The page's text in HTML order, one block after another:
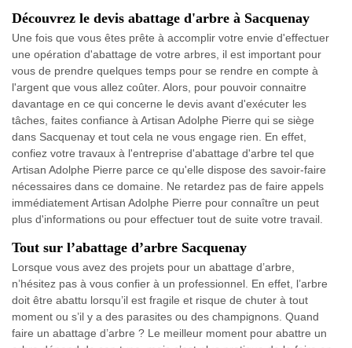
Découvrez le devis abattage d'arbre à Sacquenay
Une fois que vous êtes prête à accomplir votre envie d'effectuer
une opération d'abattage de votre arbres, il est important pour
vous de prendre quelques temps pour se rendre en compte à
l'argent que vous allez coûter. Alors, pour pouvoir connaitre
davantage en ce qui concerne le devis avant d'exécuter les
tâches, faites confiance à Artisan Adolphe Pierre qui se siège
dans Sacquenay et tout cela ne vous engage rien. En effet,
confiez votre travaux à l'entreprise d'abattage d'arbre tel que
Artisan Adolphe Pierre parce ce qu'elle dispose des savoir-faire
nécessaires dans ce domaine. Ne retardez pas de faire appels
immédiatement Artisan Adolphe Pierre pour connaître un peut
plus d'informations ou pour effectuer tout de suite votre travail.
Tout sur l’abattage d’arbre Sacquenay
Lorsque vous avez des projets pour un abattage d’arbre,
n’hésitez pas à vous confier à un professionnel. En effet, l’arbre
doit être abattu lorsqu’il est fragile et risque de chuter à tout
moment ou s’il y a des parasites ou des champignons. Quand
faire un abattage d’arbre ? Le meilleur moment pour abattre un